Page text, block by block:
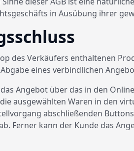
in Ausübung ihrer
des Verkäufers enthaltenen
eines verbindlichen
Angebot über das in den
ausgewählten Waren in den
abschließenden
Ferner kann der Kunde das